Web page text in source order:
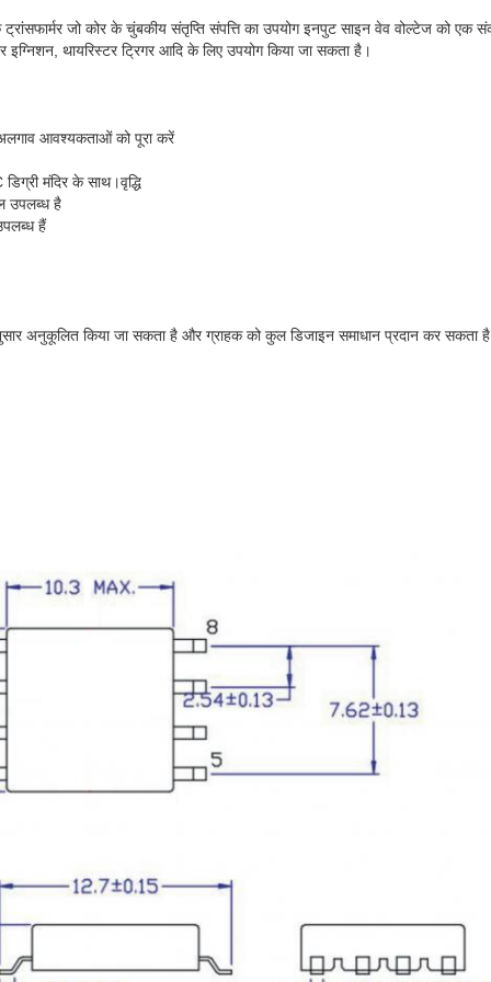
एक ट्रांसफार्मर जो कोर के चुंबकीय संतृप्ति संपत्ति का उपयोग इनपुट साइन वेव वोल्टेज को
इग्निशन, थायरिस्टर ट्रिगर आदि के लिए उपयोग किया जा सकता है।
आवश्यकताओं को पूरा करें
मंदिर के साथ।वृद्धि
उपलब्ध है
हैं
अनुकूलित किया जा सकता है और ग्राहक को कुल डिजाइन समाधान प्रदान कर सकता है